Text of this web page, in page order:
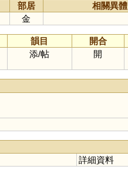
部居
相關異體
金
韻目 開合
添/帖 開
詳細資料